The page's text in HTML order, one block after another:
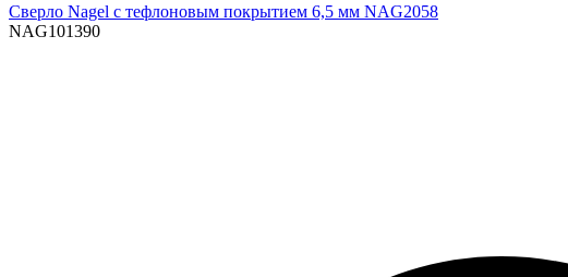
Сверло Nagel с тефлоновым покрытием 6,5 мм NAG2058
NAG101390